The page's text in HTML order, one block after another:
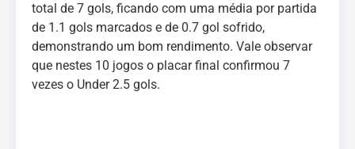
total de 7 gols, ficando com uma média por partida
de 1.1 gols marcados e de 0.7 gol sofrido,
demonstrando um bom rendimento. Vale observar
que nestes 10 jogos o placar final confirmou 7
vezes o Under 2.5 gols.